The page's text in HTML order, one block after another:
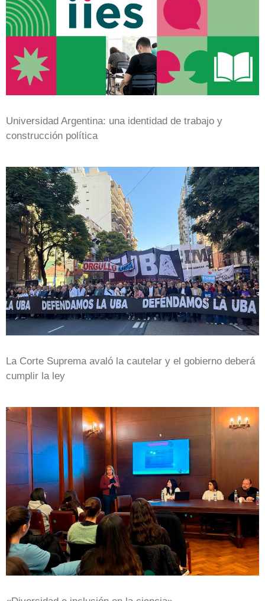
Universidad Argentina: una identidad de trabajo y
construcción política
La Corte Suprema avaló la cautelar y el gobierno deberá
cumplir la ley